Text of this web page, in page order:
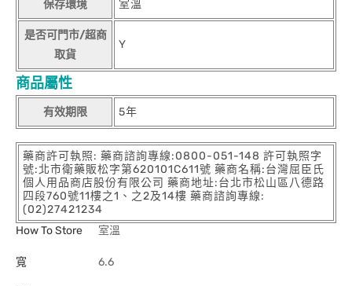
保存環境 室溫
是否可門市/超商
取貨
Y
商品屬性
有效期限 5年
藥商許可執照: 藥商諮詢專線:0800-051-148 許可執照字
號:北市衛藥販松字第620101C611號 藥商名稱:台灣屈臣氏
個人用品商店股份有限公司 藥商地址:台北市松山區八德路
四段760號11樓之1、之2及14樓 藥商諮詢專線:
(02)27421234
How To Store
室溫
寬 6.6